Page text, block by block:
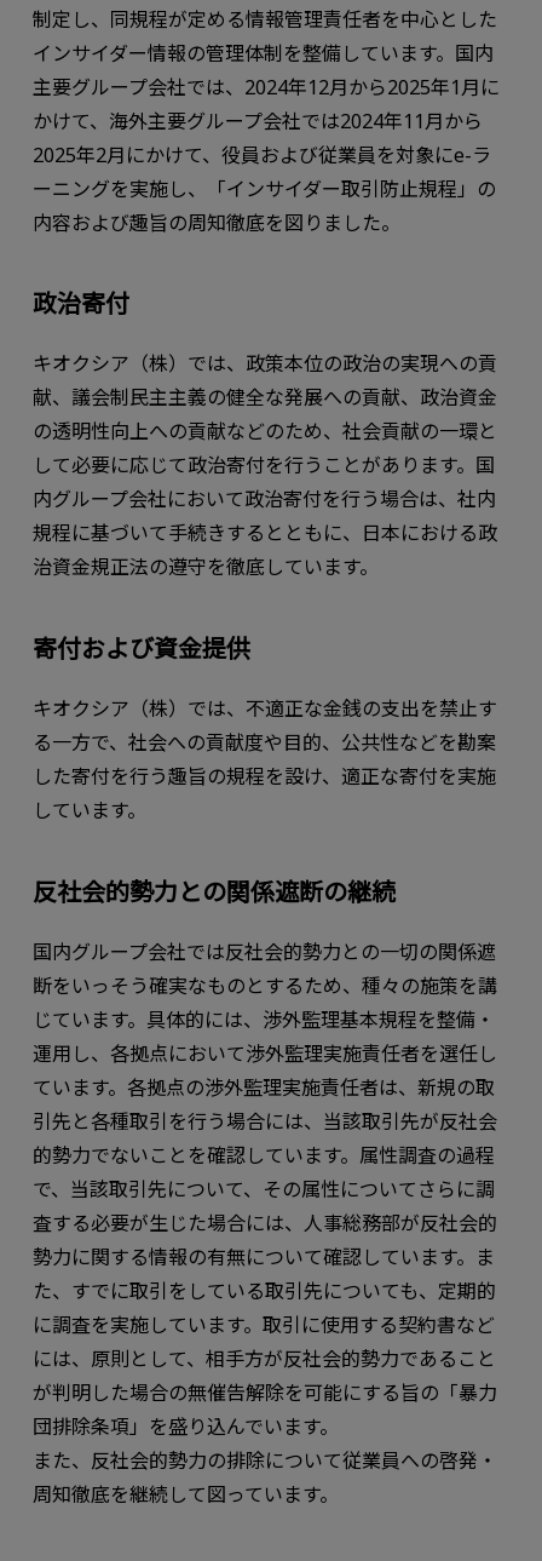
制定し、同規程が定める情報管理責任者を中心とした
インサイダー情報の管理体制を整備しています。国内
主要グループ会社では、2024年12月から2025年1月に
かけて、海外主要グループ会社では2024年11月から
2025年2月にかけて、役員および従業員を対象にe-ラ
ーニングを実施し、「インサイダー取引防止規程」の
内容および趣旨の周知徹底を図りました。
政治寄付
キオクシア（株）では、政策本位の政治の実現への貢
献、議会制民主主義の健全な発展への貢献、政治資金
の透明性向上への貢献などのため、社会貢献の一環と
して必要に応じて政治寄付を行うことがあります。国
内グループ会社において政治寄付を行う場合は、社内
規程に基づいて手続きするとともに、日本における政
治資金規正法の遵守を徹底しています。
寄付および資金提供
キオクシア（株）では、不適正な金銭の支出を禁止す
る一方で、社会への貢献度や目的、公共性などを勘案
した寄付を行う趣旨の規程を設け、適正な寄付を実施
しています。
反社会的勢力との関係遮断の継続
国内グループ会社では反社会的勢力との一切の関係遮
断をいっそう確実なものとするため、種々の施策を講
じています。具体的には、渉外監理基本規程を整備・
運用し、各拠点において渉外監理実施責任者を選任し
ています。各拠点の渉外監理実施責任者は、新規の取
引先と各種取引を行う場合には、当該取引先が反社会
的勢力でないことを確認しています。属性調査の過程
で、当該取引先について、その属性についてさらに調
査する必要が生じた場合には、人事総務部が反社会的
勢力に関する情報の有無について確認しています。ま
た、すでに取引をしている取引先についても、定期的
に調査を実施しています。取引に使用する契約書など
には、原則として、相手方が反社会的勢力であること
が判明した場合の無催告解除を可能にする旨の「暴力
団排除条項」を盛り込んでいます。
また、反社会的勢力の排除について従業員への啓発・
周知徹底を継続して図っています。